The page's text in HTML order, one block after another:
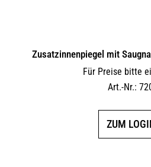
Zusatzinnenpiegel mit
Für Preise bitte
Art.-Nr.:
ZUM